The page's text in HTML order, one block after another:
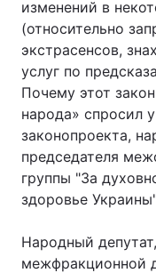
изменений в
(относительно
экстрасенсов,
услуг по
Почему этот
народа» спросил
законопроекта,
председателя
группы "За
здоровье
Народный
межфракционной